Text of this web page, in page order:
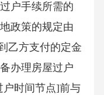
户手续所需的
政策的规定由
乙方支付的定金
办理房屋过户
时间节点]前与